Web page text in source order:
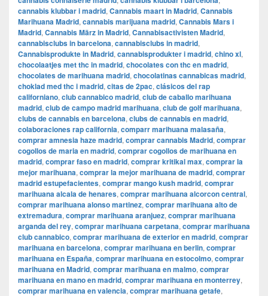
cannabis klubbar i madrid, Cannabis maart in Madrid, Cannabis
Marihuana Madrid, cannabis marijuana madrid, Cannabis Mars i
Madrid, Cannabis März in Madrid, Cannabisactivisten Madrid,
cannabisclubs in barcelona, cannabisclubs in madrid,
Cannabisprodukte in Madrid, cannabisprodukter i madrid, chino xl,
chocolaatjes met thc in madrid, chocolates con thc en madrid,
chocolates de marihuana madrid, chocolatinas cannabicas madrid,
choklad med thc i madrid, citas de 2pac, clásicos del rap
californiano, club cannabico madrid, club de caballo marihuana
madrid, club de campo madrid marihuana, club de golf marihuana,
clubs de cannabis en barcelona, clubs de cannabis en madrid,
colaboraciones rap california, comparr marihuana malasaña,
comprar amnesia haze madrid, comprar cannabis Madrid, comprar
cogollos de maria en madrid, comprar cogollos de marihuana en
madrid, comprar faso en madrid, comprar kritikal max, comprar la
mejor marihuana, comprar la mejor marihuana de madrid, comprar
madrid estupefacientes, comprar mango kush madrid, comprar
marihuana alcala de henares, comprar marihuana alcorcon central,
comprar marihuana alonso martinez, comprar marihuana alto de
extremadura, comprar marihuana aranjuez, comprar marihuana
arganda del rey, comprar marihuana carpetana, comprar marihuana
club cannabico, comprar marihuana de exterior en madrid, comprar
marihuana en barcelona, comprar marihuana en berlin, comprar
marihuana en España, comprar marihuana en estocolmo, comprar
marihuana en Madrid, comprar marihuana en malmo, comprar
marihuana en mano en madrid, comprar marihuana en monterrey,
comprar marihuana en valencia, comprar marihuana getafe,